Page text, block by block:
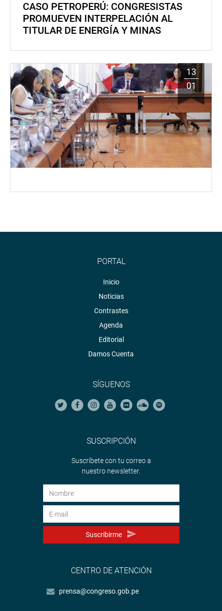
CASO PETROPERÚ: CONGRESISTAS
PROMUEVEN INTERPELACIÓN AL
TITULAR DE ENERGÍA Y MINAS
13
01
PORTAL
Inicio
Noticias
Contrastes
Agenda
Editorial
Damos Cuenta
SÍGUENOS
SUSCRIPCIÓN
Suscríbete con tu correo a
nuestro newsletter.
Suscribirme
CENTRO DE ATENCIÓN
prensa@congreso.gob.pe